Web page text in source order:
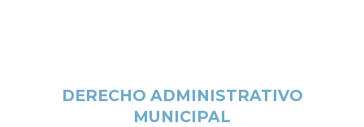
DERECHO ADMINISTRATIVO
MUNICIPAL